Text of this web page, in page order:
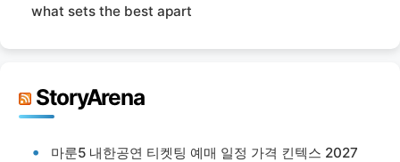
what sets the best apart
StoryArena
마룬5 내한공연 티켓팅 예매 일정 가격 킨텍스 2027